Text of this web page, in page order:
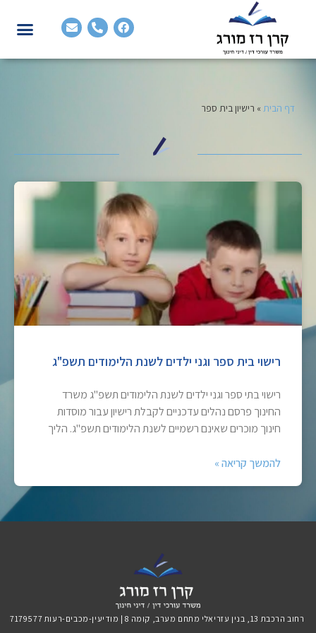
דף הבית » רישיון בית ספר
רישוי בית ספר וגני ילדים לשנת הלימודים תשפ"ג
רישוי בתי ספר וגני ילדים לשנת הלימודים תשפ"ג משרד
החינוך פרסם נהלים עדכניים לקבלת רישיון עבור מוסדות
חינוך מוכרים שאינם רשמיים לשנת הלימודים תשפ"ג. הליך
להמשך קריאה »
רחוב הרכבת 13, בנין עזריאלי מתחם מערב, קומה 8 | מודיעין-מכבים-רעות 7179577